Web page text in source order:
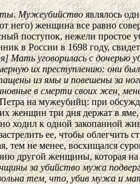
.Мужеубийствоявлялось
женщина все равно
поступок, нежели простое
в России в 1698 году,
Мать уговорилась с дочерью
их преступлению: они
из ямы и повешены за
в смерти своих жен,
на мужеубийц: при
женщин три дня держат в
ходил к одной закопанной
ее, чтобы облегчить
тем не менее, восхищался
другой женщины, которая на
за убийство мужа
тем, что, убив мужа и